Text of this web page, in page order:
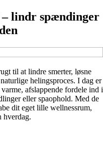
lindr spændinger
til at lindre smerter, løsne
helingsproces. I dag er
afslappende fordele ind i
eller spaophold. Med de
dit eget lille wellnessrum,
hverdag.